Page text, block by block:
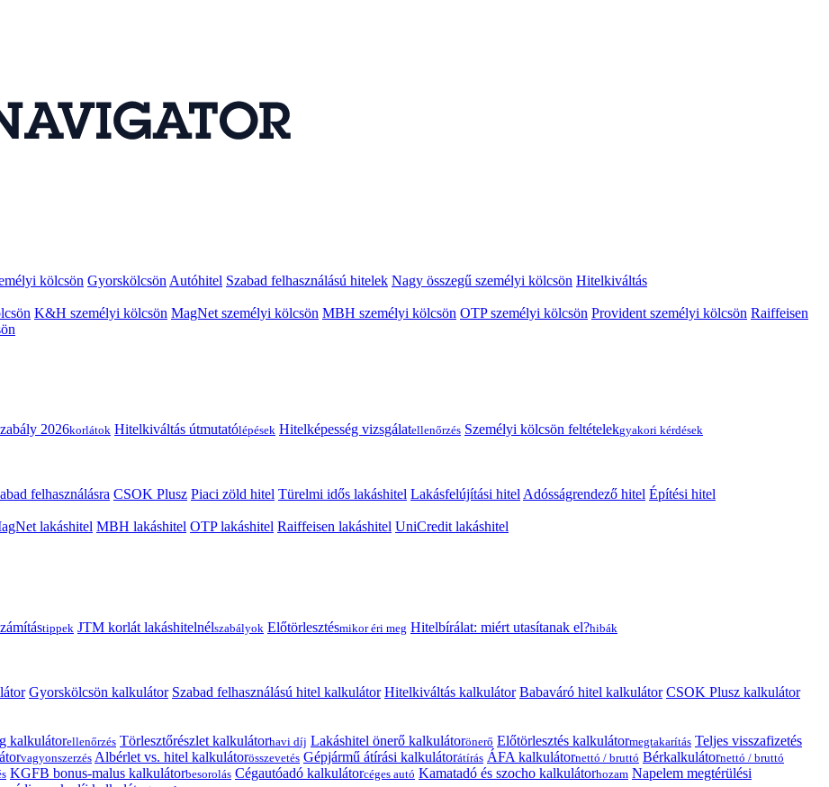
kölcsön Gyorskölcsön Autóhitel Szabad felhasználású hitelek Nagy összegű személyi kölcsön Hitelkiváltás
K&H személyi kölcsön MagNet személyi kölcsön MBH személyi kölcsön OTP személyi kölcsön Provident személyi kölcsön Raiffeisen
2026korlátok Hitelkiváltás útmutatólépések Hitelképesség vizsgálatellenőrzés Személyi kölcsön feltételekgyakori kérdések
felhasználásra CSOK Plusz Piaci zöld hitel Türelmi idős lakáshitel Lakásfelújítási hitelAdósságrendező hitel Építési hitel
lakáshitel MBH lakáshitel OTP lakáshitel Raiffeisen lakáshitel UniCredit lakáshitel
tippek JTM korlát lakáshitelnélszabályok Előtörlesztésmikor éri meg Hitelbírálat: miért utasítanak el?hibák
Gyorskölcsön kalkulátor Szabad felhasználású hitel kalkulátor Hitelkiváltás kalkulátor Babaváró hitel kalkulátor CSOK Plusz kalkulátor
kalkulátorellenőrzés Törlesztőrészlet kalkulátorhavi díj Lakáshitel önerő kalkulátorönerő Előtörlesztés kalkulátormegtakarítás Teljes visszafizetés
vagyonszerzés Albérlet vs. hitel kalkulátorösszevetés Gépjármű átírási kalkulátorátírás ÁFA kalkulátornettó / bruttó Bérkalkulátornettó / bruttó
KGFB bonus-malus kalkulátorbesorolás Cégautóadó kalkulátorcéges autó Kamatadó és szocho kalkulátorhozam Napelem megtérülési